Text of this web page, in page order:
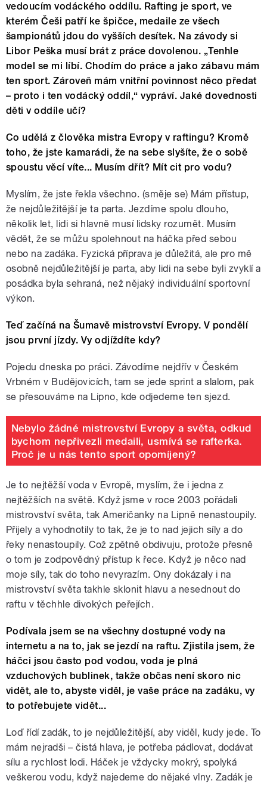
vedoucím vodáckého oddílu. Rafting je sport, ve
kterém Češi patří ke špičce, medaile ze všech
šampionátů jdou do vyšších desítek. Na závody si
Libor Peška musí brát z práce dovolenou. „Tenhle
model se mi líbí. Chodím do práce a jako zábavu mám
ten sport. Zároveň mám vnitřní povinnost něco předat
– proto i ten vodácký oddíl,“ vypráví. Jaké dovednosti
děti v oddíle učí?
Co udělá z člověka mistra Evropy v raftingu? Kromě
toho, že jste kamarádi, že na sebe slyšíte, že o sobě
spoustu věcí víte... Musím dřít? Mít cit pro vodu?
Myslím, že jste řekla všechno. (směje se) Mám přístup,
že nejdůležitější je ta parta. Jezdíme spolu dlouho,
několik let, lidi si hlavně musí lidsky rozumět. Musím
vědět, že se můžu spolehnout na háčka před sebou
nebo na zadáka. Fyzická příprava je důležitá, ale pro mě
osobně nejdůležitější je parta, aby lidi na sebe byli zvyklí a
posádka byla sehraná, než nějaký individuální sportovní
výkon.
Teď začíná na Šumavě mistrovství Evropy. V pondělí
jsou první jízdy. Vy odjíždíte kdy?
Pojedu dneska po práci. Závodíme nejdřív v Českém
Vrbném v Budějovicích, tam se jede sprint a slalom, pak
se přesouváme na Lipno, kde odjedeme ten sjezd.
Nebylo žádné mistrovství Evropy a světa, odkud
bychom nepřivezli medaili, usmívá se rafterka.
Proč je u nás tento sport opomíjený?
Je to nejtěžší voda v Evropě, myslím, že i jedna z
nejtěžších na světě. Když jsme v roce 2003 pořádali
mistrovství světa, tak Američanky na Lipně nenastoupily.
Přijely a vyhodnotily to tak, že je to nad jejich síly a do
řeky nenastoupily. Což zpětně obdivuju, protože přesně
o tom je zodpovědný přístup k řece. Když je něco nad
moje síly, tak do toho nevyrazím. Ony dokázaly i na
mistrovství světa takhle sklonit hlavu a nesednout do
raftu v těchhle divokých peřejích.
Podívala jsem se na všechny dostupné vody na
internetu a na to, jak se jezdí na raftu. Zjistila jsem, že
háčci jsou často pod vodou, voda je plná
vzduchových bublinek, takže občas není skoro nic
vidět, ale to, abyste viděl, je vaše práce na zadáku, vy
to potřebujete vidět...
Loď řídí zadák, to je nejdůležitější, aby viděl, kudy jede. To
mám nejradši – čistá hlava, je potřeba pádlovat, dodávat
sílu a rychlost lodi. Háček je vždycky mokrý, spolyká
veškerou vodu, když najedeme do nějaké vlny. Zadák je